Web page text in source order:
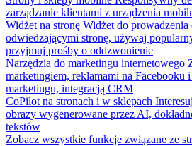
zarządzanie klientami z urządzenia
Widżet na stronę Widżet do prowadzenia
odwiedzającymi stronę, używaj
przyjmuj prośby o oddzwonienie
Narzędzia do marketingu internetowego
marketingiem, reklamami na Facebooku
marketingu, integracją CRM
CoPilot na stronach i w sklepach
obrazy wygenerowane przez AI,
tekstów
Zobacz wszystkie funkcje związane ze